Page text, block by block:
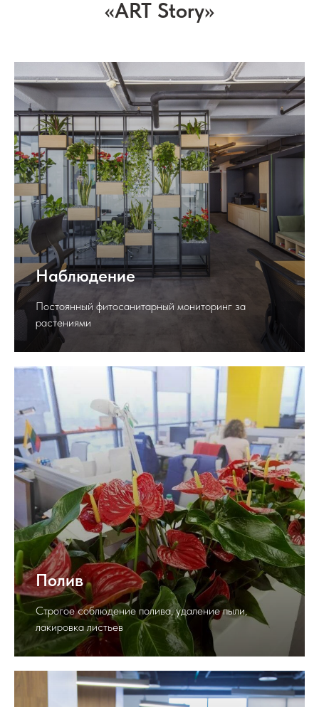
«ART Story»
Наблюдение
Постоянный фитосанитарный мониторинг за
растениями
Полив
Строгое соблюдение полива, удаление пыли,
лакировка листьев